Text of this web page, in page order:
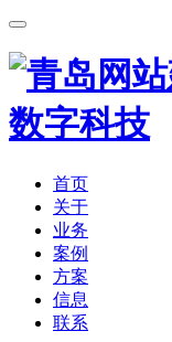
首页
关于
业务
案例
方案
信息
联系